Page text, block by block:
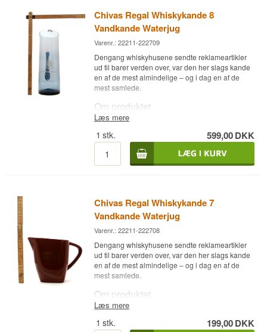
I dag er den lige så meget et samlerobjekt for
whisky-entusiaster som et brugstilbehør – begge
Chivas Regal Whiskykande 8
Vandkande Waterjug
Varenr.: 22211-222709
Dengang whiskyhusene sendte reklameartikler
ud til barer verden over, var den her slags kande
en af de mest almindelige – og i dag en af de
mest samlede.
Om produktet
vandkande/waterjug med mærkets logo,
oprindeligt lavet som reklameartikel til at stå
fremme på barer og i hjem, hvor man drak Chivas
Regal. Den bruges til at tilsætte vand til whiskyen
I dag er den lige så meget et samlerobjekt for
whisky-entusiaster som et brugstilbehør – begge
Læs mere
1 stk. 599,00DKK
Chivas Regal Whiskykande 7
Vandkande Waterjug
Varenr.: 22211-222708
Dengang whiskyhusene sendte reklameartikler
ud til barer verden over, var den her slags kande
en af de mest almindelige – og i dag en af de
mest samlede.
Om produktet
vandkande/waterjug med mærkets logo,
Læs mere
1 stk. 199,00DKK